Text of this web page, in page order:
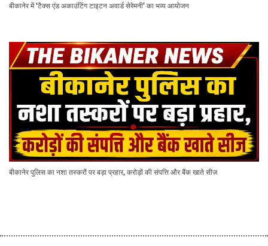
बीकानेर में ‘टैक्स एंड अकाउंटिंग टाइटन अवार्ड सेरेमनी’ का भव्य आयोजन
बीकानेर पुलिस का नशा तस्करों पर बड़ा प्रहार, करोड़ों की संपत्ति और बैंक खाते सीज